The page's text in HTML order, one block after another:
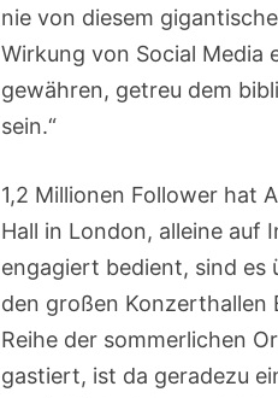
nie von diesem
Wirkung von Social Media
gewähren, getreu dem
sein.“
1,2 Millionen Follower hat
Hall in London, alleine auf
engagiert bedient, sind es
den großen Konzerthallen
Reihe der sommerlichen
gastiert, ist da geradezu